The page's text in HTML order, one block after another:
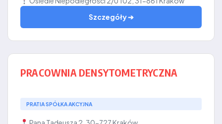
Szczegóły ➔
PRACOWNIA DENSYTOMETRYCZNA
PRATIA SPÓŁKA AKCYJNA